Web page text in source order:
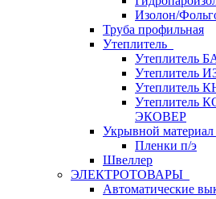
Изолон/
Труба профильная
Утеплитель
Утеплитель
Утеплитель
Утеплитель
Утеплитель
ЭКОВЕР
Укрывной материал
Пленки п/э
Швеллер
ЭЛЕКТРОТОВАРЫ
Автоматические